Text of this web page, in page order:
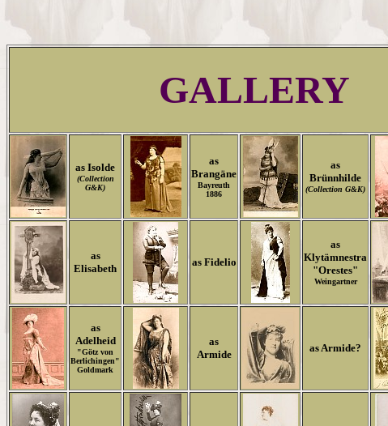
GALLERY
as Isolde
(Collection
G&K)
as
Brangäne
Bayreuth
1886
as
Brünnhilde
(Collection G&K)
as
Elisabeth
as Fidelio
as
Klytämnestra
"Orestes"
Weingartner
as
Adelheid
"Götz von
Berlichingen"
Goldmark
as
Armide
as Armide?